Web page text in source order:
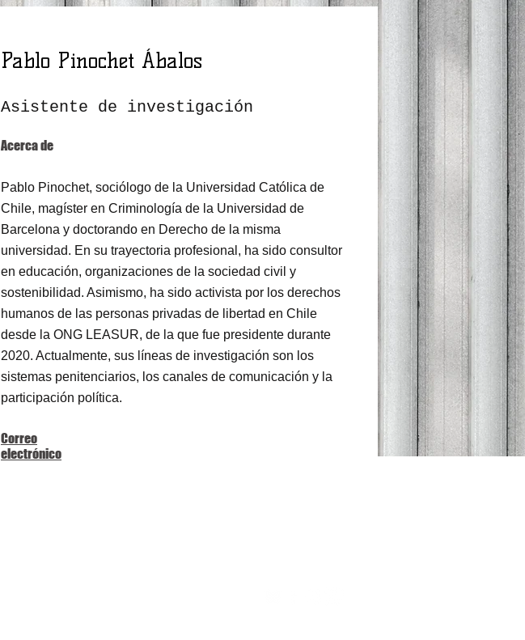
Pablo Pinochet Ábalos
Asistente de investigación
Acerca de
Pablo Pinochet, sociólogo de la Universidad Católica de
Chile, magíster en Criminología de la Universidad de
Barcelona y doctorando en Derecho de la misma
universidad. En su trayectoria profesional, ha sido consultor
en educación, organizaciones de la sociedad civil y
sostenibilidad. Asimismo, ha sido activista por los derechos
humanos de las personas privadas de libertad en Chile
desde la ONG LEASUR, de la que fue presidente durante
2020. Actualmente, sus líneas de investigación son los
sistemas penitenciarios, los canales de comunicación y la
participación política.
Correo
electrónico